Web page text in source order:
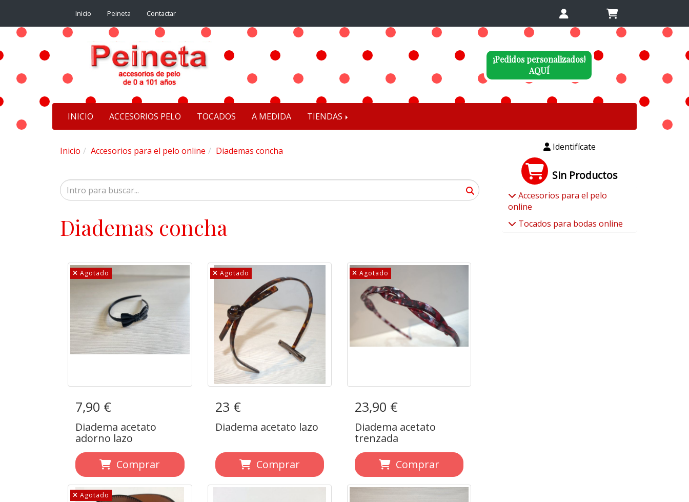
Inicio Peineta Contactar
¡Pedidos personalizados!
AQUÍ
INICIO ACCESORIOS PELO TOCADOS A MEDIDA TIENDAS
Inicio Accesorios para el pelo online Diademas concha
Diademas concha
Agotado
Diadema acetato
adorno lazo
7,90 €
Diadema acetato
adorno lazo
Comprar
Agotado
Diadema acetato lazo
23 €
Diadema acetato lazo
Comprar
Agotado
Diadema acetato
trenzada
23,90 €
Diadema acetato
trenzada
Comprar
Agotado
Identifícate
Sin Productos
Accesorios para el pelo
online
Tocados para bodas online